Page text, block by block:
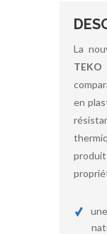
La
TEKO
en